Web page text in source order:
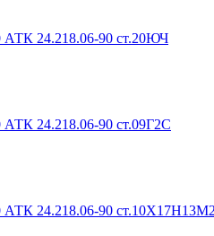
24.218.06-90 ст.20ЮЧ
24.218.06-90 ст.09Г2С
24.218.06-90